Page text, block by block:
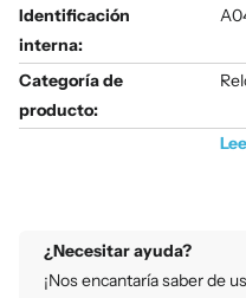
Identificación
interna:
Categoría de
producto:
¿Necesitar ayuda?
¡Nos encantaría saber de